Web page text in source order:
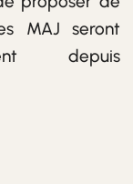
MAJ seront
depuis